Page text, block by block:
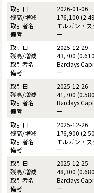
2026-01-06
176,100
モルガン・ス
ー
2025-12-29
43,700
Barclays
ー
2025-12-26
41,700
Barclays
ー
2025-12-26
176,900
モルガン・ス
ー
2025-12-25
48,300
Barclays
ー